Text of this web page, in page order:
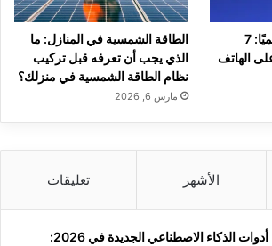
Android 17 يصل رسميًا: 7
الهاتف
الطاقة الشمسية في المنازل: ما
الذي يجب أن تعرفه قبل تركيب
نظام الطاقة الشمسية في منزلك؟
مارس 6, 2026
الأشهر تعليقات
أدوات الذكاء الاصطناعي الجديدة في 2026: